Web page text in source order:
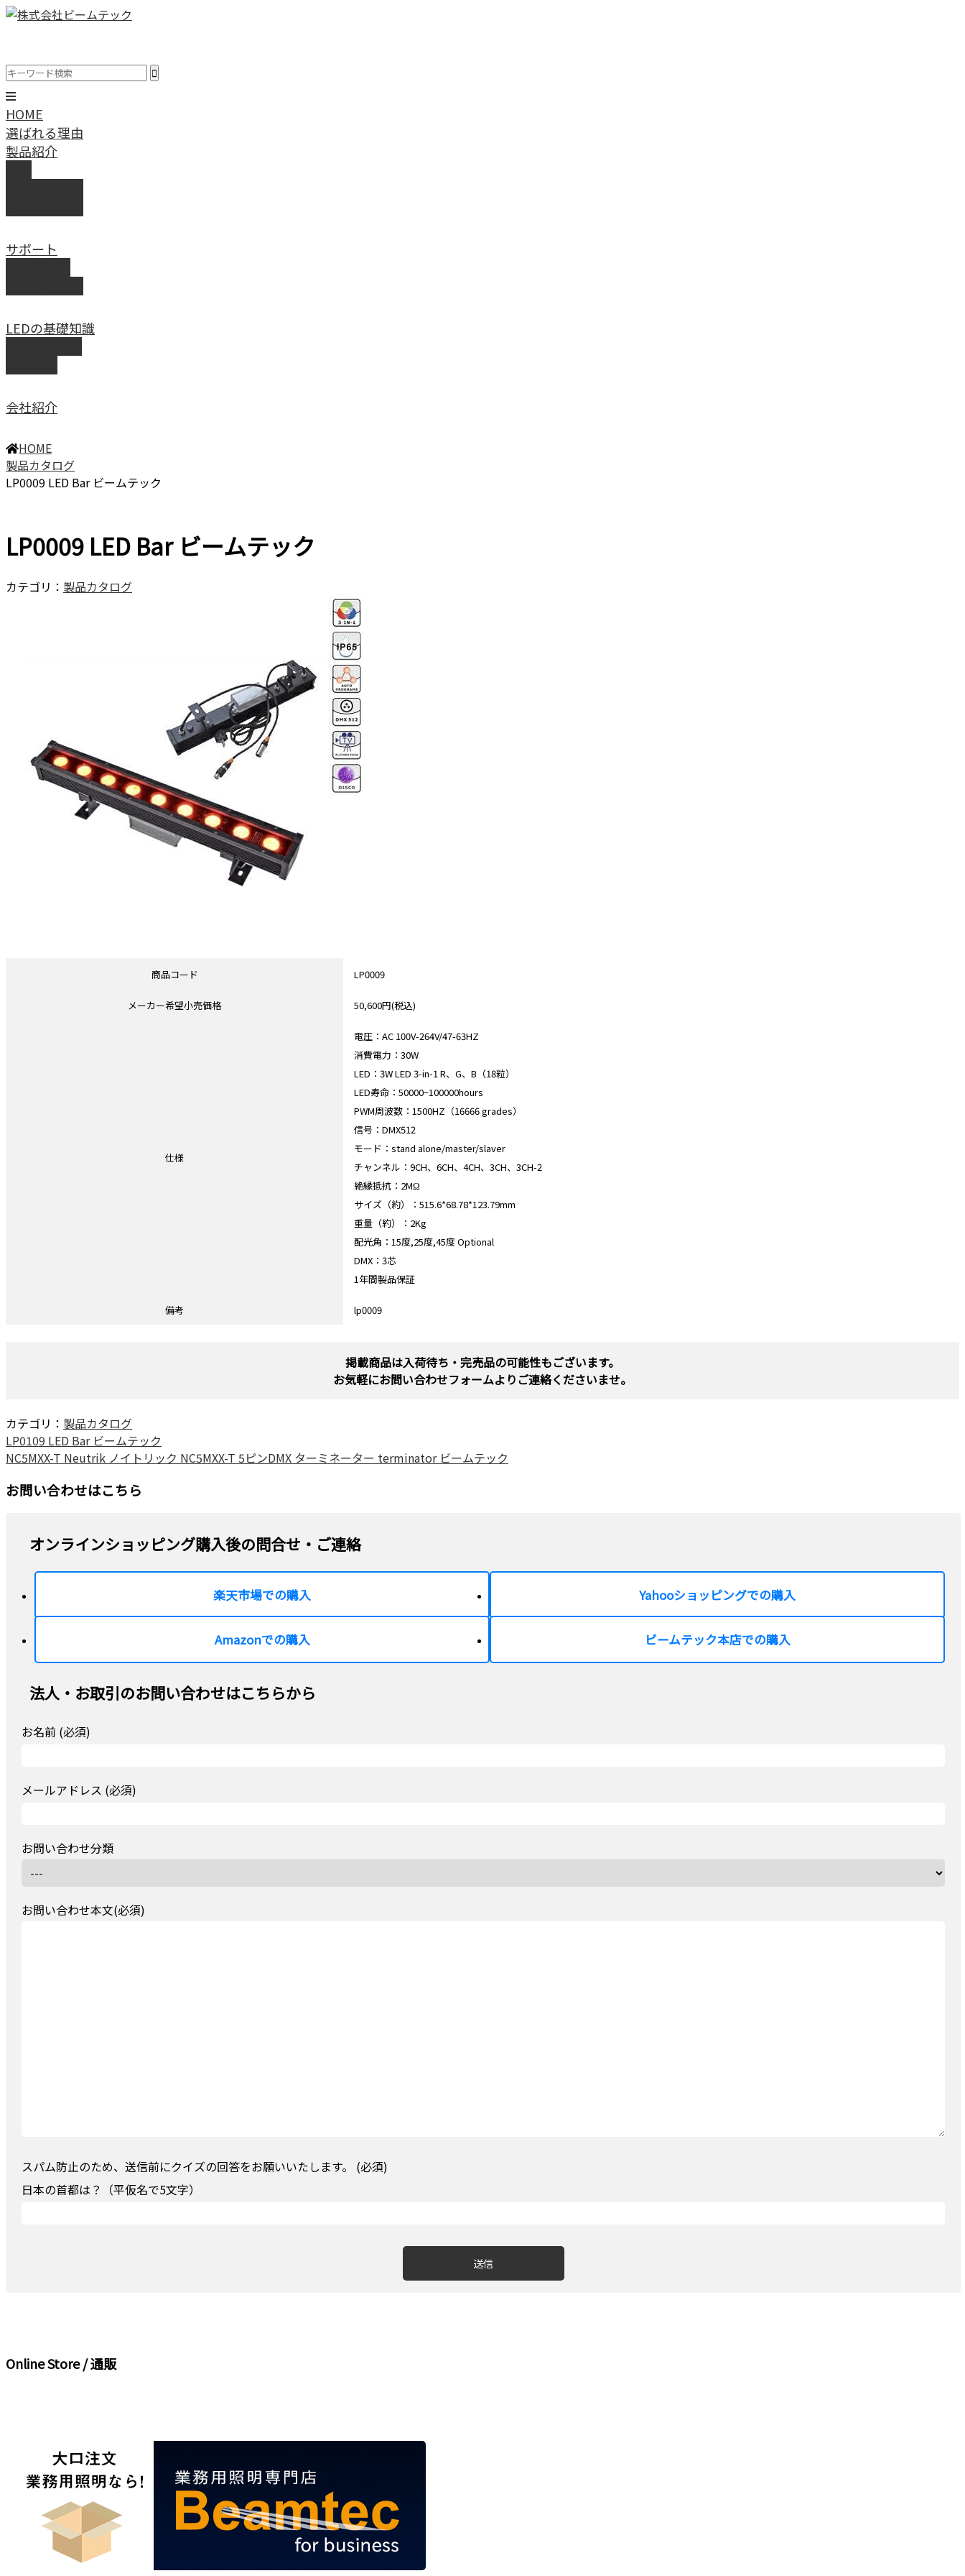
HOME
選ばれる理由
製品紹介
サポート
LEDの基礎知識
会社紹介
HOME
製品カタログ
LP0009 LED Bar ビームテック
LP0009 LED Bar ビームテック
カテゴリ： 製品カタログ
商品コード LP0009
メーカー希望小売価格 50,600円(税込)
仕様
電圧：AC 100V-264V/47-63HZ
消費電力：30W
LED：3W LED 3-in-1 R、G、B（18粒）
LED寿命：50000~100000hours
PWM周波数：1500HZ（16666 grades）
信号：DMX512
モード：stand alone/master/slaver
チャンネル：9CH、6CH、4CH、3CH、3CH-2
絶縁抵抗：2MΩ
サイズ（約）：515.6*68.78*123.79mm
重量（約）：2Kg
配光角：15度,25度,45度 Optional
DMX：3芯
1年間製品保証
備考 lp0009
掲載商品は入荷待ち・完売品の可能性もございます。
お気軽にお問い合わせフォームよりご連絡くださいませ。
カテゴリ： 製品カタログ
LP0109 LED Bar ビームテック
NC5MXX-T Neutrik ノイトリック NC5MXX-T 5ピンDMX ターミネーター terminator ビームテック
お問い合わせはこちら
オンラインショッピング購入後の問合せ・ご連絡
楽天市場での購入 Yahooショッピングでの購入
Amazonでの購入 ビームテック本店での購入
法人・お取引のお問い合わせはこちらから
お名前 (必須)
メールアドレス (必須)
お問い合わせ分類
お問い合わせ本文(必須)
スパム防止のため、送信前にクイズの回答をお願いいたします。 (必須)
日本の首都は？（平仮名で5文字）
Online Store / 通販